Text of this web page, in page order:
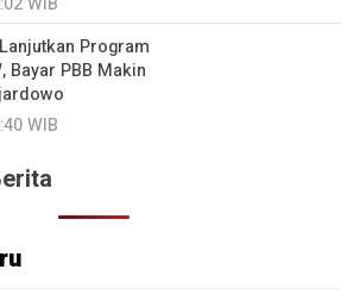
Program
Bayar PBB Makin
WIB